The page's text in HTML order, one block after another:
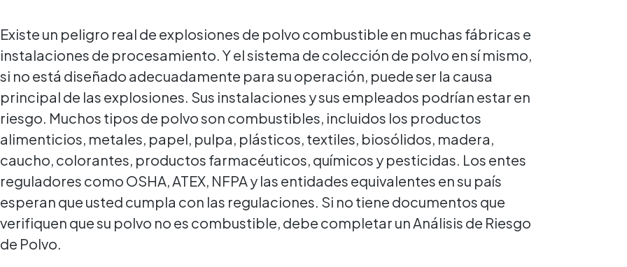
Existe un peligro real de explosiones de polvo combustible en muchas fábricas e
instalaciones de procesamiento. Y el sistema de colección de polvo en sí mismo,
si no está diseñado adecuadamente para su operación, puede ser la causa
principal de las explosiones. Sus instalaciones y sus empleados podrían estar en
riesgo. Muchos tipos de polvo son combustibles, incluidos los productos
alimenticios, metales, papel, pulpa, plásticos, textiles, biosólidos, madera,
caucho, colorantes, productos farmacéuticos, químicos y pesticidas. Los entes
reguladores como OSHA, ATEX, NFPA y las entidades equivalentes en su país
esperan que usted cumpla con las regulaciones. Si no tiene documentos que
verifiquen que su polvo no es combustible, debe completar un Análisis de Riesgo
de Polvo.